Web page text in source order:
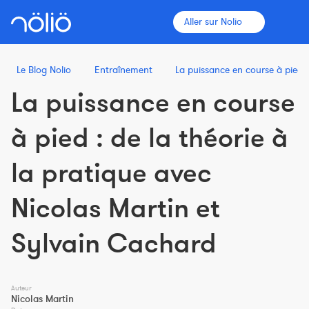
Aller sur Nolio
La plateforme pour tous
Entraîneurs
Clubs
Sportifs
Plus d'informations
Tarifs
Le Blog Nolio Entraînement La puissance en course à
La puissance en course
à pied : de la théorie à
la pratique avec
Nicolas Martin et
Sylvain Cachard
Auteur
Nicolas Martin